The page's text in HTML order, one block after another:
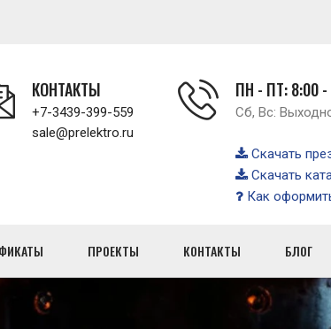
КОНТАКТЫ
+7-3439-399-559
sale@prelektro.ru
ПН - ПТ: 8:00 -
Сб, Вс:
Скачать
Скачать
Как
ПРОЕКТЫ КОНТАКТЫ БЛОГ